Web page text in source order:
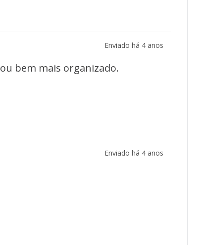
Enviado há 4 anos
bem mais organizado.
Enviado há 4 anos